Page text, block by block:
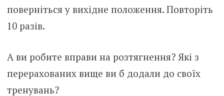
поверніться у вихідне положення. Повторіть
10 разів.
А ви робите вправи на розтягнення? Які з
перерахованих вище ви б додали до своїх
тренувань?